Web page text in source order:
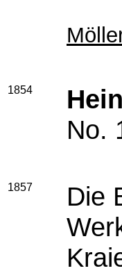
1854
No.
1857
Die